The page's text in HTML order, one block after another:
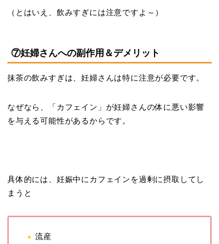
（とはいえ、飲みすぎには注意ですよ～）
⑦妊婦さんへの副作用＆デメリット
抹茶の飲みすぎは、妊婦さんは特に注意が必要です。
なぜなら、「カフェイン」が妊婦さんの体に悪い影響
を与える可能性があるからです。
具体的には、妊娠中にカフェインを過剰に摂取してし
まうと
流産